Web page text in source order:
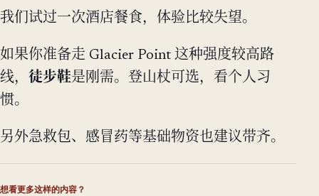
我们试过一次酒店餐食，体验比较失望。
如果你准备走 Glacier Point 这种强度较高路
线， 徒步鞋是刚需。登山杖可选，看个人习
惯。
另外急救包、感冒药等基础物资也建议带齐。
想看更多这样的内容？